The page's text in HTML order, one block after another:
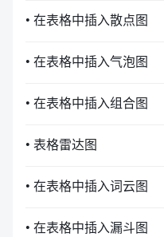
• 在表格中插入散点图
• 在表格中插入气泡图
• 在表格中插入组合图
• 表格雷达图
• 在表格中插入词云图
• 在表格中插入漏斗图